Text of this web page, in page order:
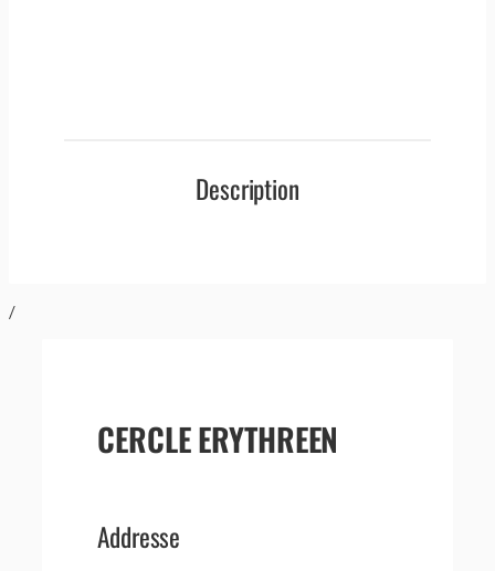
Description
/
CERCLE ERYTHREEN
Addresse